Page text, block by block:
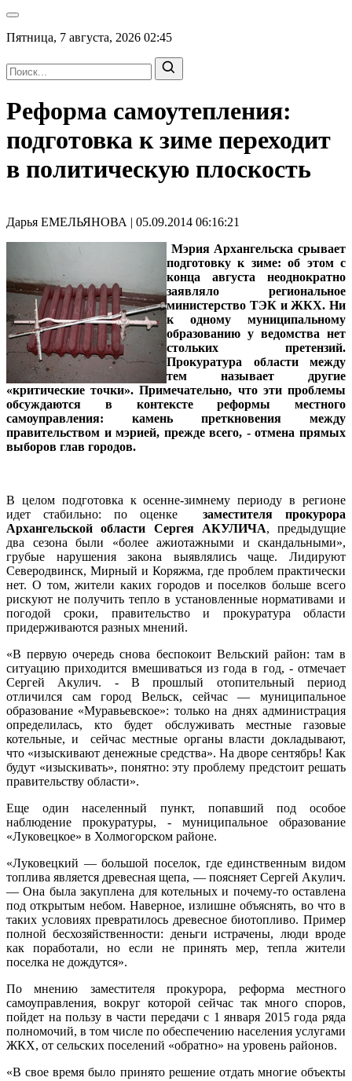
Пятница, 7 августа, 2026 02:45
Реформа самоутепления:
подготовка к зиме переходит
в политическую плоскость
Дарья ЕМЕЛЬЯНОВА | 05.09.2014 06:16:21
Мэрия Архангельска срывает
подготовку к зиме: об этом с
конца августа неоднократно
заявляло региональное
министерство ТЭК и ЖКХ. Ни
к одному муниципальному
образованию у ведомства нет
стольких претензий.
Прокуратура области между
тем называет другие
«критические точки». Примечательно, что эти проблемы
обсуждаются в контексте реформы местного
самоуправления: камень преткновения между
правительством и мэрией, прежде всего, - отмена прямых
выборов глав городов.
В целом подготовка к осенне-зимнему периоду в регионе
идет стабильно: по оценке
заместителя прокурора
Архангельской области Сергея АКУЛИЧА, предыдущие
два сезона были «более ажиотажными и скандальными»,
грубые нарушения закона выявлялись чаще. Лидируют
Северодвинск, Мирный и Коряжма, где проблем практически
нет. О том, жители каких городов и поселков больше всего
рискуют не получить тепло в установленные нормативами и
погодой сроки, правительство и прокуратура области
придерживаются разных мнений.
«В первую очередь снова беспокоит Вельский район: там в
ситуацию приходится вмешиваться из года в год, - отмечает
Сергей Акулич. - В прошлый отопительный период
отличился сам город Вельск, сейчас — муниципальное
образование «Муравьевское»: только на днях администрация
определилась, кто будет обслуживать местные газовые
котельные, и сейчас местные органы власти докладывают,
что «изыскивают денежные средства». На дворе сентябрь! Как
будут «изыскивать», понятно: эту проблему предстоит решать
правительству области».
Еще один населенный пункт, попавший под особое
наблюдение прокуратуры, - муниципальное образование
«Луковецкое» в Холмогорском районе.
«Луковецкий — большой поселок, где единственным видом
топлива является древесная щепа, — поясняет Сергей Акулич.
— Она была закуплена для котельных и почему-то оставлена
под открытым небом. Наверное, излишне объяснять, во что в
таких условиях превратилось древесное биотопливо. Пример
полной бесхозяйственности: деньги истрачены, люди вроде
как поработали, но если не принять мер, тепла жители
поселка не дождутся».
По мнению заместителя прокурора, реформа местного
самоуправления, вокруг которой сейчас так много споров,
пойдет на пользу в части передачи с 1 января 2015 года ряда
полномочий, в том числе по обеспечению населения услугами
ЖКХ, от сельских поселений «обратно» на уровень районов.
«В свое время было принято решение отдать многие объекты